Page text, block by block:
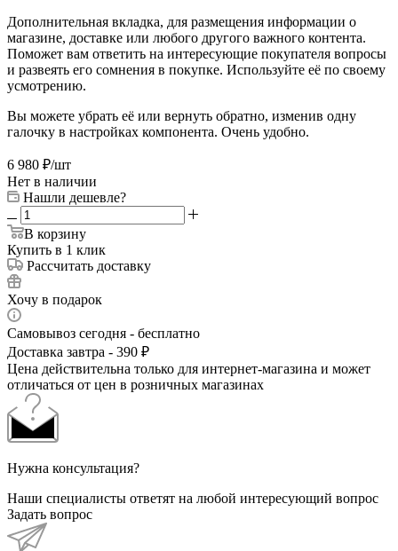
Дополнительная вкладка, для размещения информации о
магазине, доставке или любого другого важного контента.
Поможет вам ответить на интересующие покупателя вопросы
и развеять его сомнения в покупке. Используйте её по своему
усмотрению.
Вы можете убрать её или вернуть обратно, изменив одну
галочку в настройках компонента. Очень удобно.
6 980 ₽/шт
Нет в наличии
Нашли дешевле?
В корзину
Купить в 1 клик
Рассчитать доставку
Хочу в подарок
Самовывоз сегодня - бесплатно
Доставка завтра - 390 ₽
Цена действительна только для интернет-магазина и может
отличаться от цен в розничных магазинах
Нужна консультация?
Наши специалисты ответят на любой интересующий вопрос
Задать вопрос